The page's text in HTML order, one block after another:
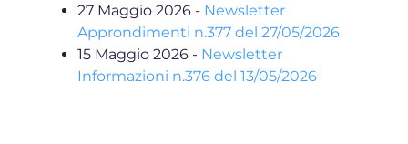
27 Maggio 2026 - Newsletter
Approndimenti n.377 del 27/05/2026
15 Maggio 2026 - Newsletter
Informazioni n.376 del 13/05/2026